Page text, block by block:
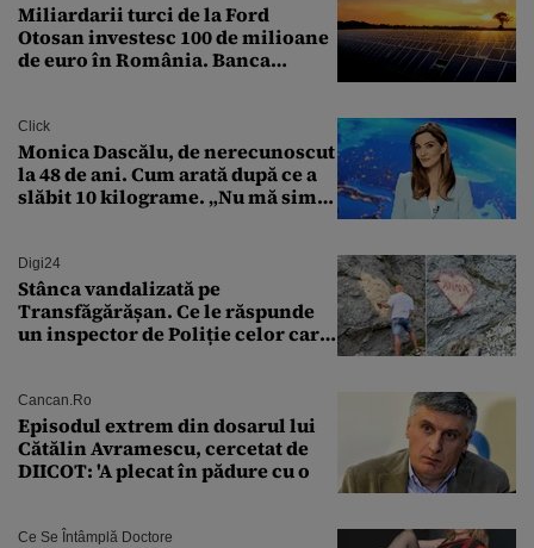
Miliardarii turci de la Ford
Otosan investesc 100 de milioane
de euro în România. Banca
Click
Monica Dascălu, de nerecunoscut
la 48 de ani. Cum arată după ce a
slăbit 10 kilograme. „Nu mă simt
Digi24
Stânca vandalizată pe
Transfăgărășan. Ce le răspunde
un inspector de Poliție celor care
Cancan.ro
Episodul extrem din dosarul lui
Cătălin Avramescu, cercetat de
DIICOT: 'A plecat în pădure cu o
Ce Se Întâmplă Doctore